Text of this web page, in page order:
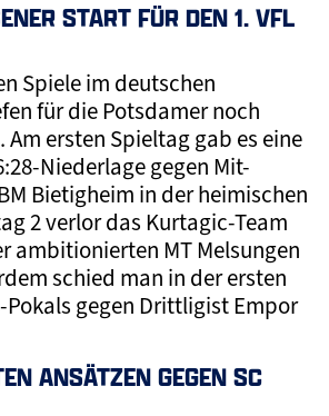
START FÜR DEN 1. VFL
Spiele im deutschen
für die Potsdamer noch
ersten Spieltag gab es eine
Niederlage gegen Mit-
Bietigheim in der heimischen
2 verlor das Kurtagic-Team
ambitionierten MT Melsungen
schied man in der ersten
Pokals gegen Drittligist Empor
ANSÄTZEN GEGEN SC